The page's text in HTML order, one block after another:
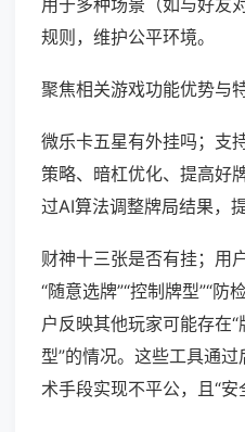
用于多种场景（如与好友
规则，维护公平环境。
聚焦相关游戏功能优势与特
微乐卡五星有外挂吗；支
策略、暗杠优化、提高好
过AI算法调整牌局结果，
财神十三张是否有挂；用
“随意选牌”“控制牌型”“防
户反映其他玩家可能存在
型”的情况。这些工具通
术手段实现不平公，且“安